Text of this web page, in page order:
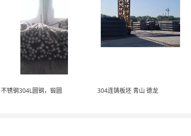
不锈钢304L圆钢，锻圆 304连铸板坯 青山 德龙